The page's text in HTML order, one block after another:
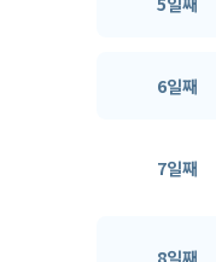
6일째
7일째
8일째